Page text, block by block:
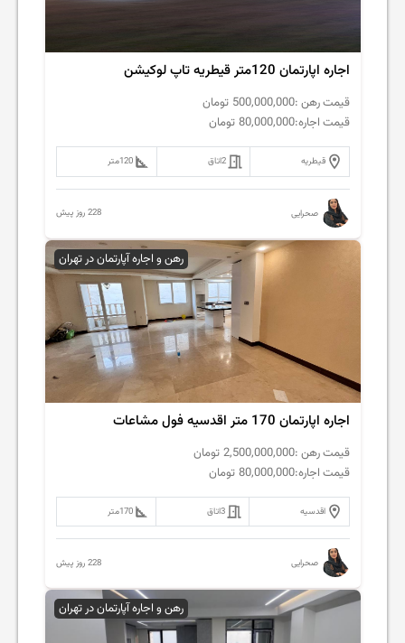
اجاره اپارتمان 120متر قیطریه تاپ لوکیشن
قیمت رهن :500,000,000 تومان
قیمت اجاره:80,000,000 تومان
قیطریه 2اتاق 120متر
صحرایی 228 روز پیش
رهن و اجاره آپارتمان در تهران
اجاره اپارتمان 170 متر اقدسیه فول مشاعات
قیمت رهن :2,500,000,000 تومان
قیمت اجاره:80,000,000 تومان
اقدسیه 3اتاق 170متر
صحرایی 228 روز پیش
رهن و اجاره آپارتمان در تهران